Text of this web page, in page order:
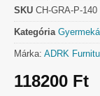
SKU CH-GRA-P-140
Kategória
Márka: ADRK
118200 Ft